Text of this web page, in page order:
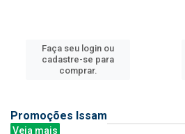
Faça seu login ou
cadastre-se para
comprar.
Promoções Issam
Veja mais